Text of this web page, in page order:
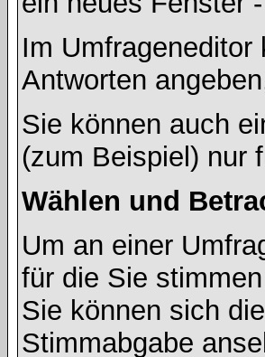
Im
Antworten
Sie können auch
(zum Beispiel) nur
Wählen und
Um an einer
für die Sie
Sie können sich
Stimmabgabe